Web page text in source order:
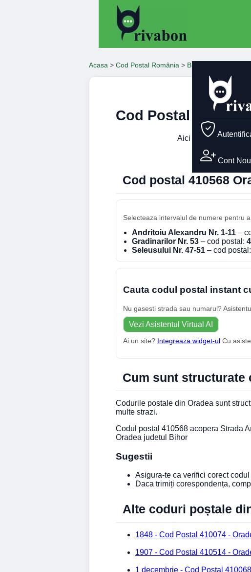
Cont Nou
Acasa > Cod Postal România > Bihor
Cod Postal 410568
Aici gasesti codul
Cod postal 410568
Selecteaza intervalul de numere pentru
Andritoiu Alexandru Nr. 1-11 –
Gradinarilor Nr. 53 – cod postal:
Seleusului Nr. 47-51 – cod postal:
Cauta codul postal instant
Nu gasesti strada sau numarul?
Vezi Asistentul Virtual AI
Ai un site? Integreaza widget-ul Cu
Cum sunt structurate
Codurile postale din Oradea sunt
multe strazi.
Codul postal 410568 acopera Strada
Oradea judetul Bihor
Sugestii
Asigura-te ca verifici corect
Daca trimiți corespondența,
Alte coduri poștale
1848 - Cod Postal 410074 -
1907 - Cod Postal 410514 -
1 decembrie - Cod Postal